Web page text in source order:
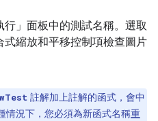
」 面板中的測試名稱。選取
式縮放和平移控制項檢查圖片
註解加上註解的函式，會中
情況下，您必須為新函式名稱重